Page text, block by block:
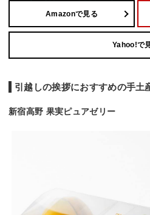
Amazonで見る
Yahoo!で
引越しの挨拶におすすめの手土
新宿高野 果実ピュアゼリー